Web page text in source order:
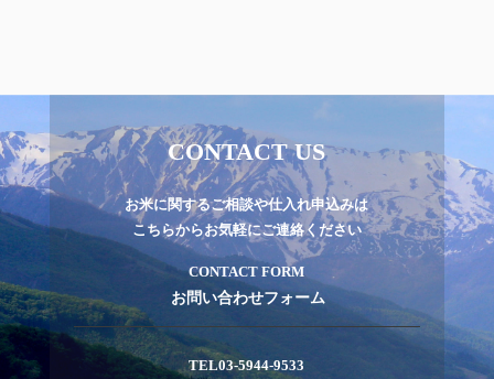
CONTACT US
お米に関するご相談や仕入れ申込みは
こちらからお気軽にご連絡ください
CONTACT FORM
お問い合わせフォーム
TEL03-5944-9533